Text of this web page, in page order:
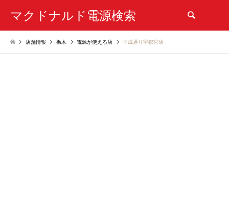
マクドナルド電源検索
店舗情報 栃木 電源が使える店 平成通り宇都宮店